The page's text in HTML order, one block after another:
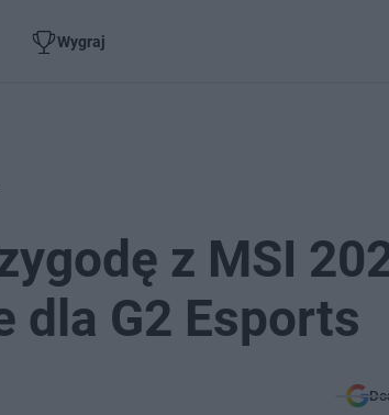
Wygraj
z MSI
dla G2 Esports